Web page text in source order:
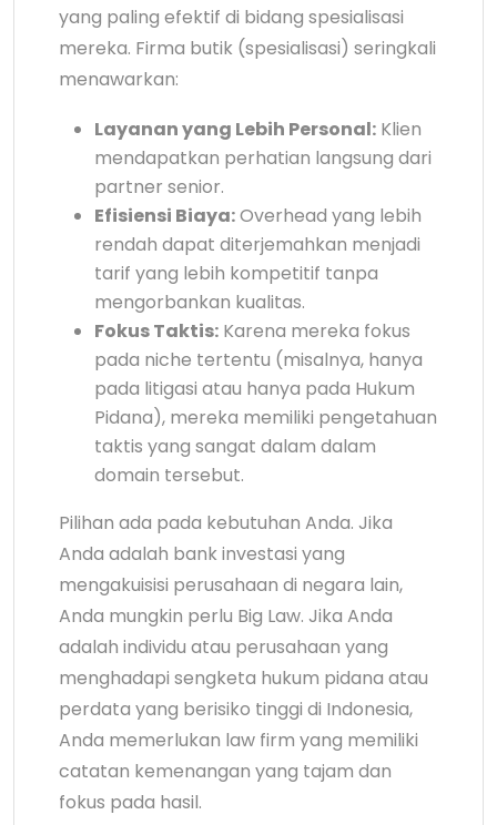
yang paling efektif di bidang spesialisasi
mereka. Firma butik (spesialisasi) seringkali
menawarkan:
Layanan yang Lebih Personal: Klien
mendapatkan perhatian langsung dari
partner senior.
Efisiensi Biaya:Overhead yang lebih
rendah dapat diterjemahkan menjadi
tarif yang lebih kompetitif tanpa
mengorbankan kualitas.
Fokus Taktis: Karena mereka fokus
pada niche tertentu (misalnya, hanya
pada litigasi atau hanya pada Hukum
Pidana), mereka memiliki pengetahuan
taktis yang sangat dalam dalam
domain tersebut.
Pilihan ada pada kebutuhan Anda. Jika
Anda adalah bank investasi yang
mengakuisisi perusahaan di negara lain,
Anda mungkin perlu Big Law. Jika Anda
adalah individu atau perusahaan yang
menghadapi sengketa hukum pidana atau
perdata yang berisiko tinggi di Indonesia,
Anda memerlukan law firm yang memiliki
catatan kemenangan yang tajam dan
fokus pada hasil.